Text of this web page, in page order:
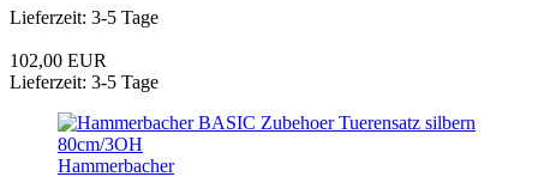
Lieferzeit: 3-5 Tage
102,00 EUR
Lieferzeit: 3-5 Tage
Hammerbacher